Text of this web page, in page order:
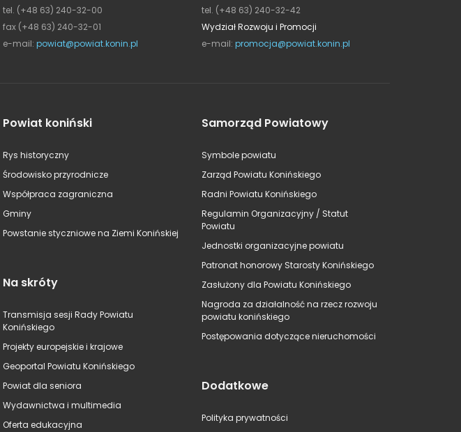
tel. (+48 63) 240-32-00
fax (+48 63) 240-32-01
e-mail: powiat@powiat.konin.pl
tel. (+48 63) 240-32-42
Wydział Rozwoju i Promocji
e-mail: promocja@powiat.konin.pl
Powiat koniński
Rys historyczny
Środowisko przyrodnicze
Współpraca zagraniczna
Gminy
Powstanie styczniowe na Ziemi Konińskiej
Na skróty
Transmisja sesji Rady Powiatu
Konińskiego
Projekty europejskie i krajowe
Geoportal Powiatu Konińskiego
Powiat dla seniora
Wydawnictwa i multimedia
Oferta edukacyjna
Samorząd Powiatowy
Symbole powiatu
Zarząd Powiatu Konińskiego
Radni Powiatu Konińskiego
Regulamin Organizacyjny / Statut
Powiatu
Jednostki organizacyjne powiatu
Patronat honorowy Starosty Konińskiego
Zasłużony dla Powiatu Konińskiego
Nagroda za działalność na rzecz rozwoju
powiatu konińskiego
Postępowania dotyczące nieruchomości
Dodatkowe
Polityka prywatności